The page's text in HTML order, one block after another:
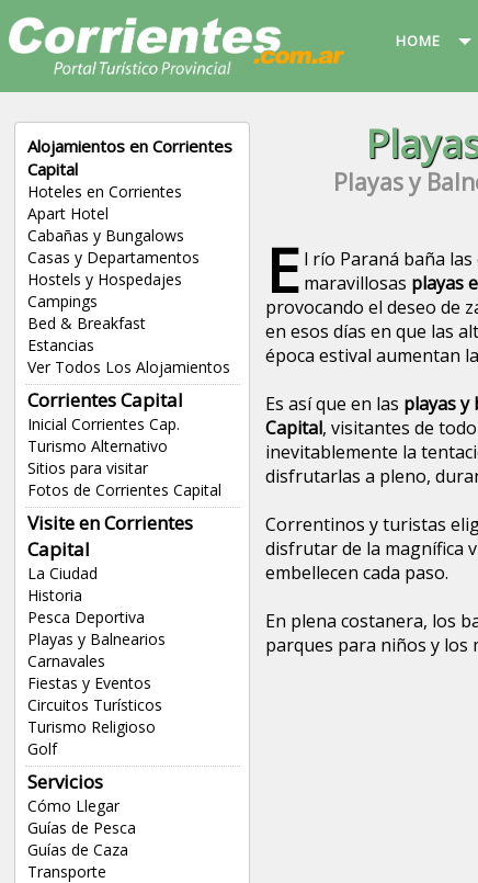
HOME
Alojamientos en Corrientes
Capital
Hoteles en Corrientes
Apart Hotel
Cabañas y Bungalows
Casas y Departamentos
Hostels y Hospedajes
Campings
Bed & Breakfast
Estancias
Ver Todos Los Alojamientos
Corrientes Capital
Inicial Corrientes Cap.
Turismo Alternativo
Sitios para visitar
Fotos de Corrientes Capital
Visite en Corrientes
Capital
La Ciudad
Historia
Pesca Deportiva
Playas y Balnearios
Carnavales
Fiestas y Eventos
Circuitos Turísticos
Turismo Religioso
Golf
Servicios
Cómo Llegar
Guías de Pesca
Guías de Caza
Transporte
Playas y
E l río Paraná baña
maravillosas playas
provocando el deseo de
en esos días en que las
época estival aumentan
Es así que en las playas y
Capital, visitantes de
inevitablemente la
disfrutarlas a pleno,
Correntinos y turistas
disfrutar de la magnífica
embellecen cada paso.
En plena costanera, los
parques para niños y los